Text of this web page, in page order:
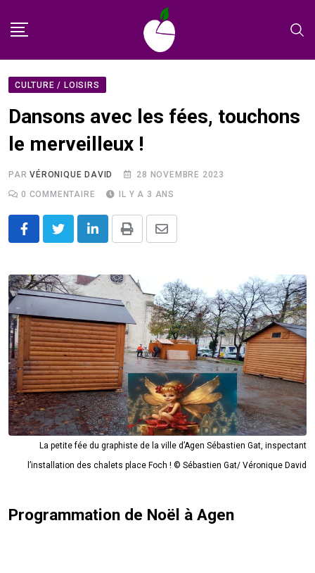
CULTURE / LOISIRS
Dansons avec les fées, touchons
le merveilleux !
PARVÉRONIQUE DAVID
28 NOVEMBRE 2023
0 COMMENTAIRE IL Y A 3 ANS
LinkedInPrint
Share
Email
La petite fée du graphiste de la ville d’Agen Sébastien Gat, inspectant
l’installation des chalets place Foch ! © Sébastien Gat/ Véronique David
Programmation de Noël à Agen